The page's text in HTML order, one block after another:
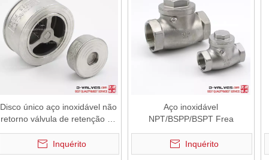
Disco único aço inoxidável não
retorno válvula de retenção da
Inquérito
Aço inoxidável
NPT/BSPP/BSPT Frea
Inquérito